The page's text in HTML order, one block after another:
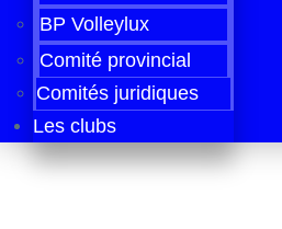
BP Volleylux
Comité provincial
Comités juridiques
Les clubs